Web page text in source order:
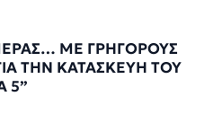
ΜΕ ΓΡΗΓΟΡΟΥΣ
ΤΗΝ ΚΑΤΑΣΚΕΥΗ ΤΟΥ
5”